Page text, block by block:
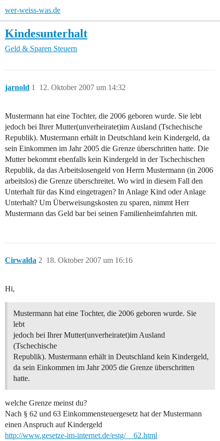
wer-weiss-was.de
Kindesunterhalt
Geld & Sparen Steuern
jarnold 12. Oktober 2007 um 14:32
1
Mustermann hat eine Tochter, die 2006 geboren wurde. Sie lebt
jedoch bei Ihrer Mutter(unverheiratet)im Ausland (Tschechische
Republik). Mustermann erhält in Deutschland kein Kindergeld, da
sein Einkommen im Jahr 2005 die Grenze überschritten hatte. Die
Mutter bekommt ebenfalls kein Kindergeld in der Tschechischen
Republik, da das Arbeitslosengeld von Herrn Mustermann (in 2006
arbeitslos) die Grenze überschreitet. Wo wird in diesem Fall den
Unterhalt für das Kind eingetragen? In Anlage Kind oder Anlage
Unterhalt? Um Überweisungskosten zu sparen, nimmt Herr
Mustermann das Geld bar bei seinen Familienheimfahrten mit.
Cirwalda 18. Oktober 2007 um 16:16
2
Hi,
Mustermann hat eine Tochter, die 2006 geboren wurde. Sie
lebt
jedoch bei Ihrer Mutter(unverheiratet)im Ausland
(Tschechische
Republik). Mustermann erhält in Deutschland kein Kindergeld,
da sein Einkommen im Jahr 2005 die Grenze überschritten
hatte.
welche Grenze meinst du?
Nach § 62 und 63 Einkommensteuergesetz hat der Mustermann
einen Anspruch auf Kindergeld
http://www.gesetze-im-internet.de/estg/__62.html